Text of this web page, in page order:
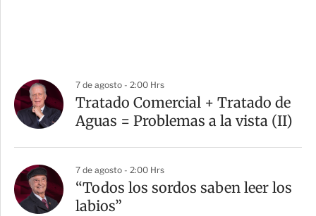
7 de agosto - 2:00 Hrs
Tratado Comercial + Tratado de
Aguas = Problemas a la vista (II)
7 de agosto - 2:00 Hrs
“Todos los sordos saben leer los
labios”